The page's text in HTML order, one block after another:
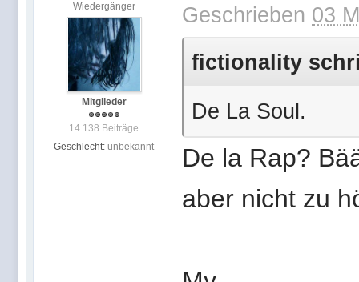
Wiedergänger
Mitglieder
14.138 Beiträge
Geschlecht: unbekannt
Geschrieben 03
fictionality
De La Soul.
De la Rap?
aber nicht zu